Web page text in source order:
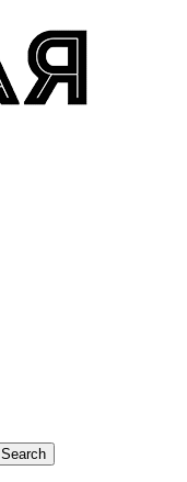
Search